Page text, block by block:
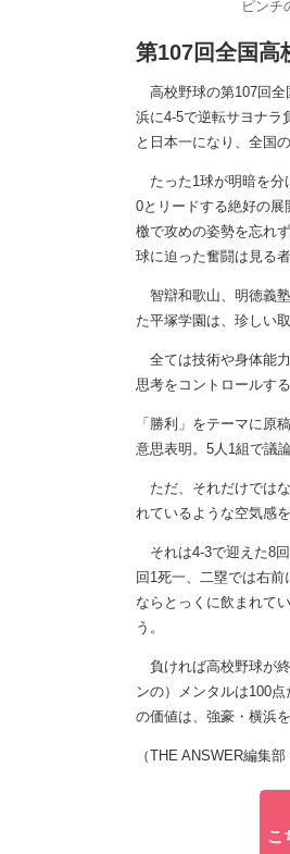
ピンチ
第107回全国高
高校野球の第107回全
浜に4-5で逆転サヨナラ
と日本一になり、全国
たった1球が明暗を分
0とリードする絶好の
檄で攻めの姿勢を忘れ
球に迫った奮闘は見る
智辯和歌山、明徳義
た平塚学園は、珍しい
全ては技術や身体能
思考をコントロールす
「勝利」をテーマに原
意思表明。5人1組で議
ただ、それだけでは
れているような空気感
それは4-3で迎えた8
回1死一、二塁では右
ならとっくに飲まれて
う。
負ければ高校野球が
ンの）メンタルは100
の価値は、強豪・横浜
（THE ANSWER編集
こ